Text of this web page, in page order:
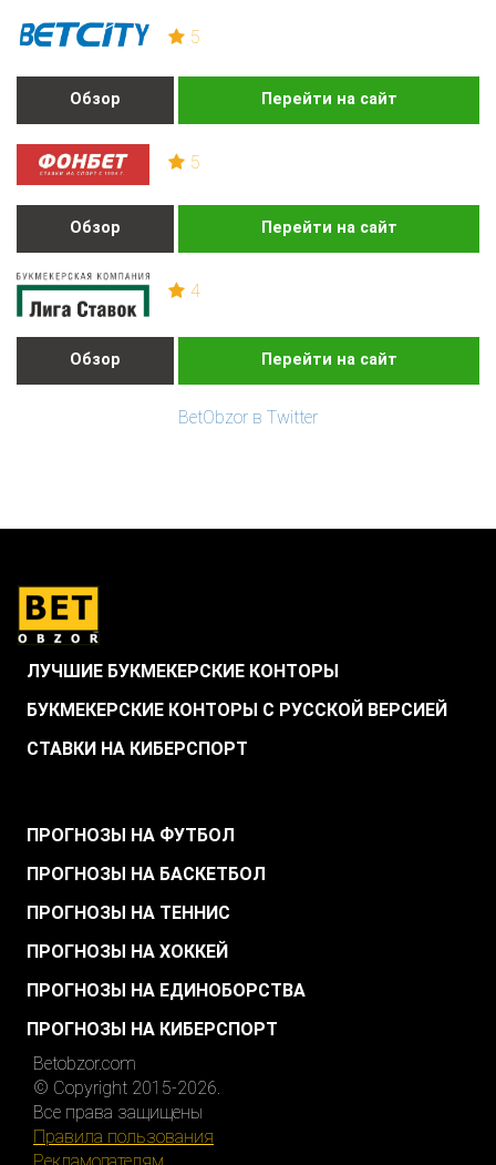
5
Обзор Перейти на сайт
5
Обзор Перейти на сайт
4
Обзор Перейти на сайт
BetObzor в Twitter
ЛУЧШИЕ БУКМЕКЕРСКИЕ КОНТОРЫ
БУКМЕКЕРСКИЕ КОНТОРЫ С РУССКОЙ ВЕРСИЕЙ
СТАВКИ НА КИБЕРСПОРТ
ПРОГНОЗЫ НА ФУТБОЛ
ПРОГНОЗЫ НА БАСКЕТБОЛ
ПРОГНОЗЫ НА ТЕННИС
ПРОГНОЗЫ НА ХОККЕЙ
ПРОГНОЗЫ НА ЕДИНОБОРСТВА
ПРОГНОЗЫ НА КИБЕРСПОРТ
Betobzor.com
© Copyright 2015-2026.
Все права защищены
Правила пользования